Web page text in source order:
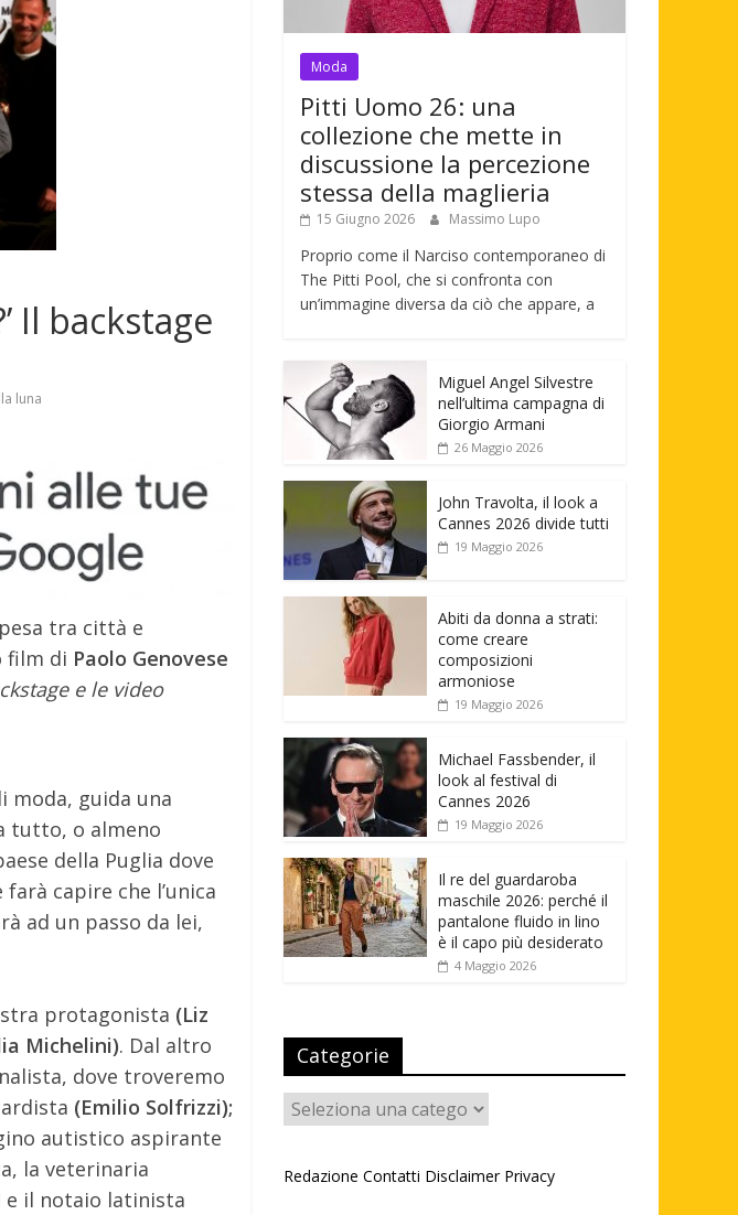
Il backstage
luna
tra città e
film di Paolo Genovese
e le video
moda, guida una
tutto, o almeno
della Puglia dove
capire che l’unica
ad un passo da lei,
protagonista (Liz
Michelini). Dal altro
dove troveremo
(Emilio Solfrizzi);
autistico aspirante
la veterinaria
e il notaio latinista
Moda
Pitti Uomo 26: una
collezione che mette in
discussione la percezione
stessa della maglieria
15 Giugno 2026 Massimo Lupo
Proprio come il Narciso contemporaneo di
The Pitti Pool, che si confronta con
un’immagine diversa da ciò che appare, a
Miguel Angel Silvestre
nell’ultima campagna di
Giorgio Armani
26 Maggio 2026
John Travolta, il look a
Cannes 2026 divide tutti
19 Maggio 2026
Abiti da donna a strati:
come creare
composizioni
armoniose
19 Maggio 2026
Michael Fassbender, il
look al festival di
Cannes 2026
19 Maggio 2026
Il re del guardaroba
maschile 2026: perché il
pantalone fluido in lino
è il capo più desiderato
4 Maggio 2026
Categorie
Categorie
Redazione Contatti Disclaimer Privacy